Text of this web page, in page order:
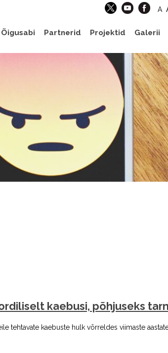
A
Õigusabi Partnerid Projektid Galerii
kaebusi, põhjuseks
tehtavate kaebuste hulk võrreldes viimaste